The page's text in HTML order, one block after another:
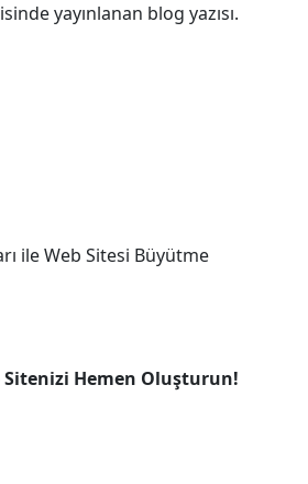
yayınlanan blog yazısı.
ile Web Sitesi Büyütme
Sitenizi Hemen Oluşturun!